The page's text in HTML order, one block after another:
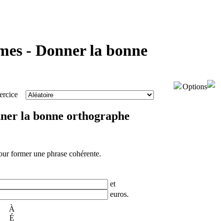
- Donner la bonne
Options
la bonne orthographe
former une phrase cohérente.
et
euros.
À
É